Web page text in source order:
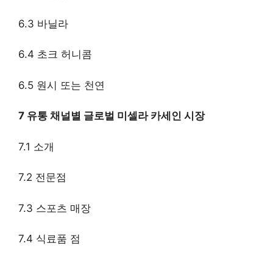
6.3 바닐라
6.4 초크 허니콤
6.5 원시 또는 천연
7 유통 채널별 글로벌 미셀라 카세인 시장
7.1 소개
7.2 전문점
7.3 스포츠 매장
7.4 식료품 점